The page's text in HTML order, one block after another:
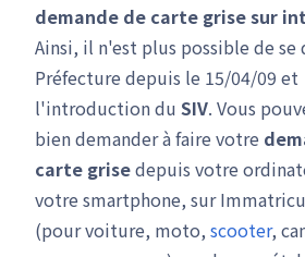
demande de carte grisesur
Ainsi, il n'est plus possible de se
Préfecture depuis le 15/04/09 et
l'introduction du SIV. Vous
bien demander à faire votre
carte grisedepuis votre
votre smartphone, sur
(pour voiture, moto, scooter,